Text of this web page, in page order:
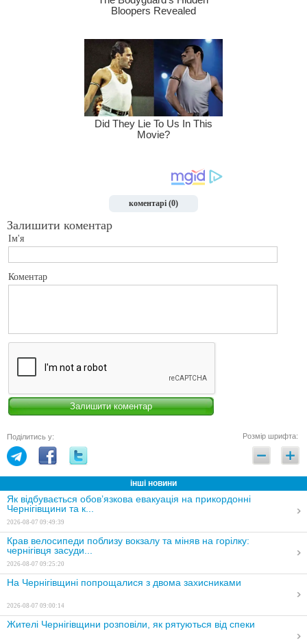
коментарі (0)
Залишити коментар
Ім'я
Коментар
Поділитись у: Розмір шрифта:
інші новини
Як відбувається обов’язкова евакуація на прикордонні
Чернігівщини та к...
2026-08-07 09:49:39
Крав велосипеди поблизу вокзалу та міняв на горілку:
чернігівця засуди...
2026-08-07 09:25:20
На Чернігівщині попрощалися з двома захисниками
2026-08-07 09:00:14
Жителі Чернігівщини розповіли, як рятуються від спеки